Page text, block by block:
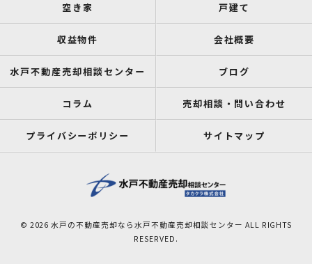
空き家 戸建て
収益物件 会社概要
水戸不動産売却相談センター ブログ
コラム 売却相談・問い合わせ
プライバシーポリシー サイトマップ
© 2026 水戸の不動産売却なら水戸不動産売却相談センター ALL RIGHTS
RESERVED.